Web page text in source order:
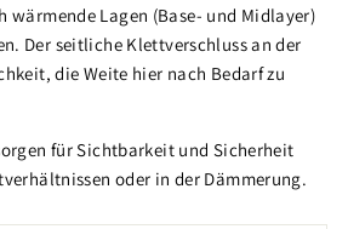
wärmende Lagen (Base- und Midlayer)
Der seitliche Klettverschluss an der
die Weite hier nach Bedarf zu
für Sichtbarkeit und Sicherheit
oder in der Dämmerung.